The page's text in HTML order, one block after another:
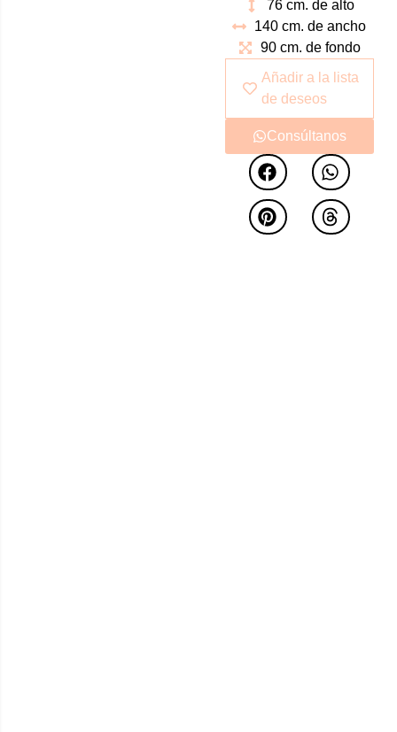
crear espacios de
ensueño. Diseño actual
lleno de elegancia y
sofisticación. Pieza que
será el centro de todas
las miradas por sus
formas y acabados.
76 cm. de alto
140 cm. de ancho
90 cm. de fondo
Añadir a la lista
de deseos
Consúltanos